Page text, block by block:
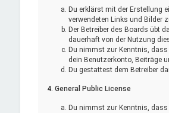
Du erklärst mit der Erstellung
verwendeten Links und Bilder
Der Betreiber des Boards übt
dauerhaft von der Nutzung
Du nimmst zur Kenntnis,
dein Benutzerkonto, Beiträge
Du gestattest dem Betreiber
4. General Public License
Du nimmst zur Kenntnis, dass